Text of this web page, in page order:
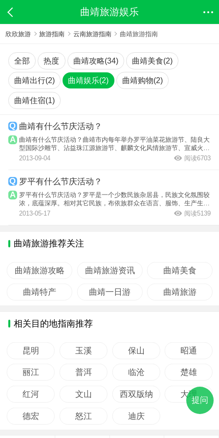
曲靖旅游娱乐
欣欣旅游 旅游指南 云南旅游指南 曲靖旅游指南
全部 热度 曲靖攻略(34) 曲靖美食(2)
曲靖出行(2) 曲靖娱乐(2) 曲靖购物(2)
曲靖住宿(1)
曲靖有什么节庆活动？
曲靖有什么节庆活动？曲靖市内每年举办罗平油菜花旅游节、陆良大
型国际沙雕节、沾益珠江源旅游节、麒麟文化风情旅游节、宣威火腿
文化美食节...
2013-09-04 阅读6703
罗平有什么节庆活动？
罗平有什么节庆活动？罗平是一个少数民族杂居县，民族文化氛围较
浓，底蕴深厚。相对其它民族，布依族群众在语言、服饰、生产生
活、居住环境...
2013-05-17 阅读5139
曲靖旅游推荐关注
曲靖旅游攻略 曲靖旅游资讯 曲靖美食
曲靖特产 曲靖一日游 曲靖旅游
相关目的地指南推荐
昆明 玉溪 保山 昭通
丽江 普洱 临沧 楚雄
红河 文山 西双版纳 大理
德宏 怒江 迪庆
提问